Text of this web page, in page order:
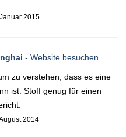
2015
- Website besuchen
zu verstehen, dass es eine
ist. Stoff genug für einen
2014